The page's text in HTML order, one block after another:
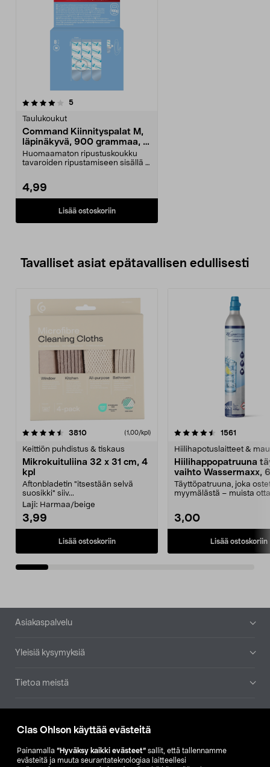
Clas Ohlson käyttää evästeitä
Painamalla ”Hyväksy kaikki evästeet” sallit, että tallennamme
evästeitä ja muuta seurantateknologiaa laitteellesi
5arvostelut
Taulukoukut
Command Kiinnityspalat M,
läpinäkyvä, 900 grammaa, 8
kpl
Huomaamaton ripustuskoukku
tavaroiden ripustamiseen sisällä –
4,99
Lisää ostoskoriin
Tavalliset asiat epätavallisen edullisesti
3810arvostelut (1,00/kpl)
Keittiön puhdistus & tiskaus
Mikrokuituliina 32 x 31 cm, 4
kpl
Aftonbladetin "itsestään selvä
suosikki" siiv...
Laji: Harmaa/beige
3,99
Lisää ostoskoriin
4.5viidestä
1561
Hiilihapotuslaitteet &
Hiilihappopatruuna
vaihto Wassermaxx,
Täyttöpatruuna, joka
myymälästä – muista
3,00
Lisää ostoskoriin
4.5viidestä
Alatunniste
Asiakaspalvelu
Yleisiä kysymyksiä
Tietoa meistä